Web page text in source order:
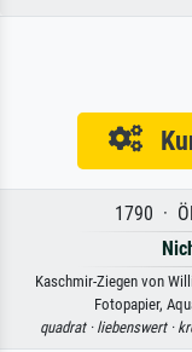
1790 ·
Kaschmir-Ziegen von
Fotopapier,
quadrat · liebenswert ·